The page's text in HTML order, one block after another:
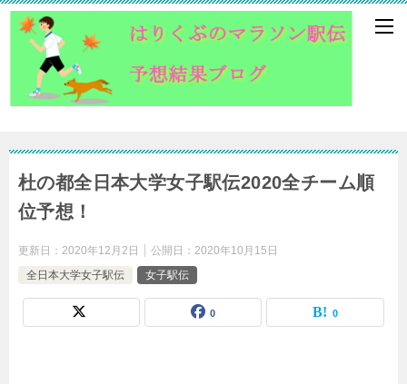
杜の都全日本大学女子駅伝2020全チーム順
位予想！
更新日： 2020年12月2日 公開日： 2020年10月15日
全日本大学女子駅伝
女子駅伝
0 0